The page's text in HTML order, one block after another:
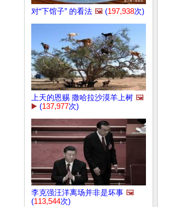
对“下馆子” 的看法 🖼️ (197,938次)
上天的恩赐 撒哈拉沙漠羊上树 🖼️
▶️ (137,977次)
李克强汪洋离场并非是坏事 🖼️
(113,544次)